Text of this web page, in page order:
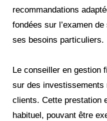
recommandations
fondées sur l’examen
ses besoins particuliers.
Le conseiller en gestion
sur des investissements
clients. Cette prestation
habituel, pouvant être